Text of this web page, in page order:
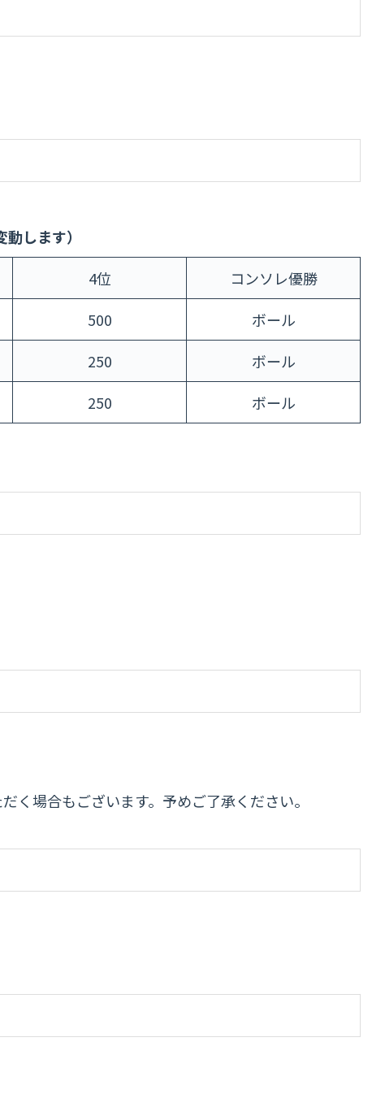
します）
4位
コンソレ優勝
500
ボール
250
ボール
250
ボール
く場合もございます。予めご了承ください。